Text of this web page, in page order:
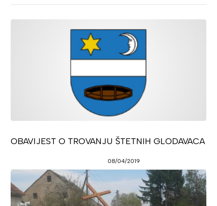
OBAVIJEST O TROVANJU ŠTETNIH GLODAVACA
08/04/2019